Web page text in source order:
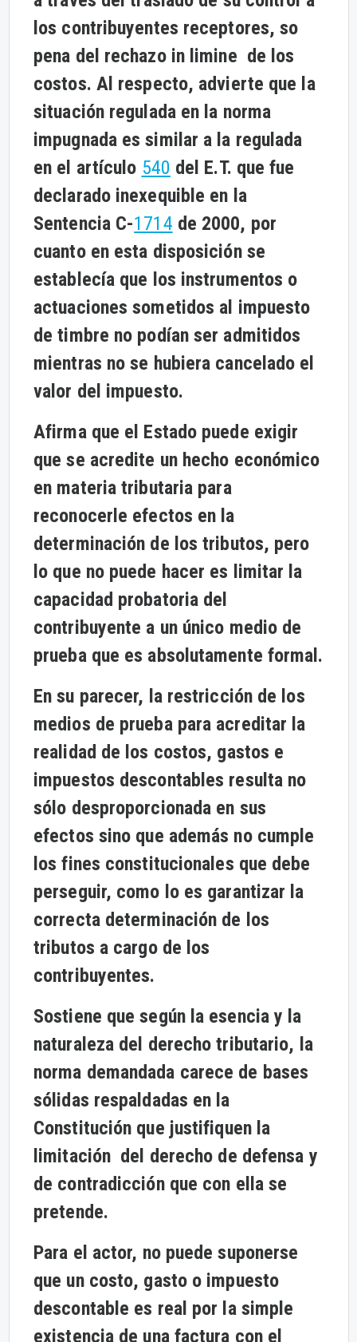
los contribuyentes receptores, so
pena del rechazo in limine de los
costos. Al respecto, advierte que la
situación regulada en la norma
impugnada es similar a la regulada
en el artículo 540 del E.T. que fue
declarado inexequible en la
Sentencia C-1714 de 2000, por
cuanto en esta disposición se
establecía que los instrumentos o
actuaciones sometidos al impuesto
de timbre no podían ser admitidos
mientras no se hubiera cancelado el
valor del impuesto.
Afirma que el Estado puede exigir
que se acredite un hecho económico
en materia tributaria para
reconocerle efectos en la
determinación de los tributos, pero
lo que no puede hacer es limitar la
capacidad probatoria del
contribuyente a un único medio de
prueba que es absolutamente formal.
En su parecer, la restricción de los
medios de prueba para acreditar la
realidad de los costos, gastos e
impuestos descontables resulta no
sólo desproporcionada en sus
efectos sino que además no cumple
los fines constitucionales que debe
perseguir, como lo es garantizar la
correcta determinación de los
tributos a cargo de los
contribuyentes.
Sostiene que según la esencia y la
naturaleza del derecho tributario, la
norma demandada carece de bases
sólidas respaldadas en la
Constitución que justifiquen la
limitación del derecho de defensa y
de contradicción que con ella se
pretende.
Para el actor, no puede suponerse
que un costo, gasto o impuesto
descontable es real por la simple
existencia de una factura con el